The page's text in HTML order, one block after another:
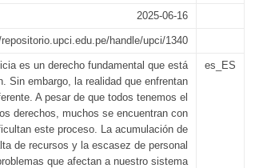
2025-06-16
handle/upci/1340
es un derecho fundamental que está
Sin embargo, la realidad que enfrentan
A pesar de que todos tenemos el
derechos, muchos se encuentran con
este proceso. La acumulación de
de recursos y la escasez de personal
que afectan a nuestro sistema
es_ES